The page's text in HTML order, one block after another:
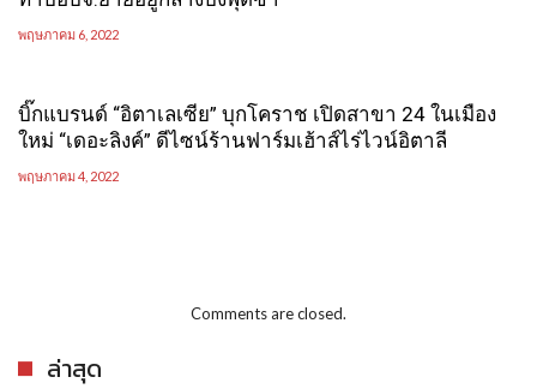
พฤษภาคม 6, 2022
บิ๊กแบรนด์ “อิตาเลเซีย” บุกโคราช เปิดสาขา 24 ในเมือง
ใหม่ “เดอะลิงค์” ดีไซน์ร้านฟาร์มเฮ้าส์ไร่ไวน์อิตาลี
พฤษภาคม 4, 2022
Comments are closed.
ล่าสุด